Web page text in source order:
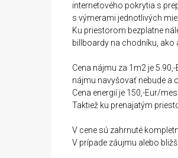
internetového pokrytia s
s výmerami jednotlivých
Ku priestorom bezplatne
billboardy na chodníku, ako
Cena nájmu za 1m2 je
nájmu navyšovať nebude a
Cena energií je 150,-Eur/
Taktiež ku prenajatým
V cene sú zahrnuté
V prípade záujmu alebo